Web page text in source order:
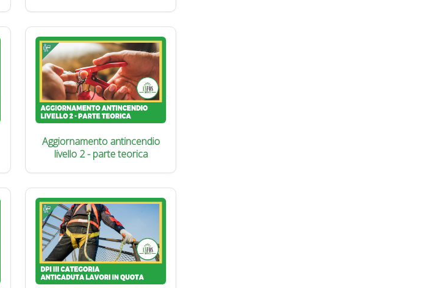
Aggiornamento antincendio
livello 2 - parte teorica